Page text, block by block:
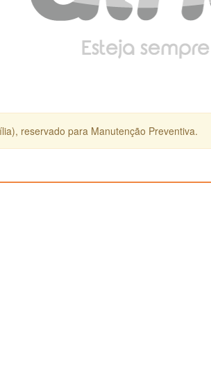
reservado para Manutenção Preventiva.